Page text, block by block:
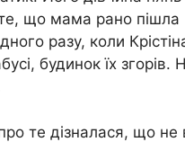
що мама рано пішла
разу, коли
будинок їх згорів.
те дізналася, що не